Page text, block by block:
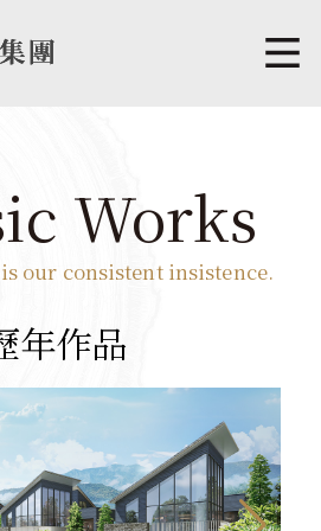
our consistent insistence.
Works
年作品